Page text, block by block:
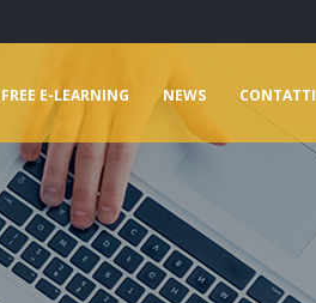
FREE E-LEARNING NEWS CONTATTI